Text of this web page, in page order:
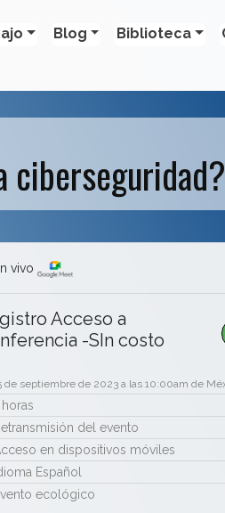
Blog Biblioteca
ciberseguridad?
vivo
Acceso a
-SIn costo
de septiembre de 2023 a las 10:00am de
horas
del evento
en dispositivos móviles
Español
ecológico